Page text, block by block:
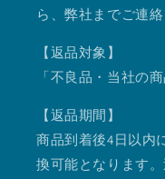
ら、弊社までご連絡
【返品対象】
「不良品・当社の
【返品期間】
商品到着後4日以内
換可能となります